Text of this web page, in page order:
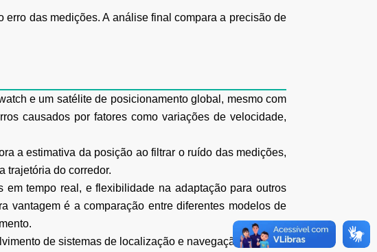
das medições. A análise final compara a precisão de
e um satélite de posicionamento global, mesmo com
causados por fatores como variações de velocidade,
a estimativa da posição ao filtrar o ruído das medições,
trajetória do corredor.
tempo real, e flexibilidade na adaptação para outros
vantagem é a comparação entre diferentes modelos de
de sistemas de localização e navegação.